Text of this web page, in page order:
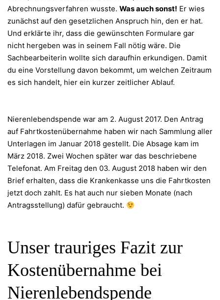
Abrechnungsverfahren wusste. Was auch sonst! Er wies
zunächst auf den gesetzlichen Anspruch hin, den er hat.
Und erklärte ihr, dass die gewünschten Formulare gar
nicht hergeben was in seinem Fall nötig wäre. Die
Sachbearbeiterin wollte sich daraufhin erkundigen. Damit
du eine Vorstellung davon bekommt, um welchen Zeitraum
es sich handelt, hier ein kurzer zeitlicher Ablauf.
Nierenlebendspende war am 2. August 2017. Den Antrag
auf Fahrtkostenübernahme haben wir nach Sammlung aller
Unterlagen im Januar 2018 gestellt. Die Absage kam im
März 2018. Zwei Wochen später war das beschriebene
Telefonat. Am Freitag den 03. August 2018 haben wir den
Brief erhalten, dass die Krankenkasse uns die Fahrtkosten
jetzt doch zahlt. Es hat auch nur sieben Monate (nach
Antragsstellung) dafür gebraucht.
Unser trauriges Fazit zur
Kostenübernahme bei
Nierenlebendspende